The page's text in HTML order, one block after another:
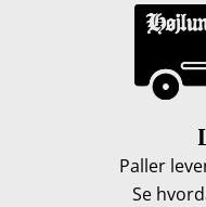
Paller
Se